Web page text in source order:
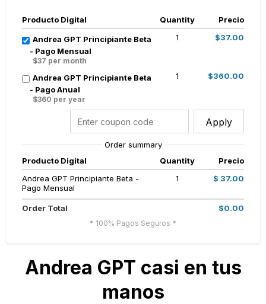
Producto Digital Quantity Precio
Andrea GPT Principiante Beta
- Pago Mensual
$37 per month
1 $37.00
Andrea GPT Principiante Beta
- Pago Anual
$360 per year
1 $360.00
Apply
Order summary
Producto Digital
Quantity
Precio
Andrea GPT Principiante Beta -
Pago Mensual
1 $ 37.00
Order Total $0.00
* 100% Pagos Seguros *
Andrea GPT casi en tus
manos